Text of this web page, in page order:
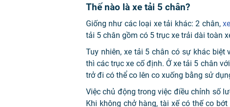
Thế nào là xe tải 5 chân?
Giống như các loại xe tải khác: 2 chân,
tải 5 chân gồm có 5 trục xe trải dài toàn
Tuy nhiên, xe tải 5 chân có sự khác
thì các trục xe cố định. Ở xe tải 5 chân
trở đi có thể co lên co xuống bằng sử
Việc chủ động trong việc điều chỉnh số
Khi không chở hàng, tài xế có thế co